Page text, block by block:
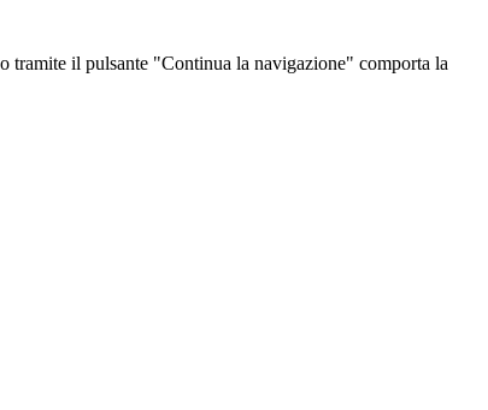
tramite il pulsante "Continua la navigazione" comporta la